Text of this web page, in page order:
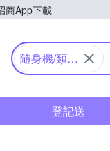
商App下載
Yahoo購物中心
隨身機/類單
登記送